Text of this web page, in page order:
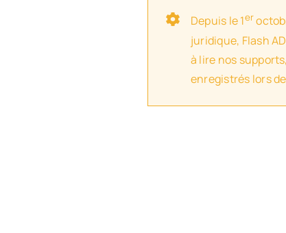
Depuis le 1er
juridique, Flash
à lire nos
enregistrés lors